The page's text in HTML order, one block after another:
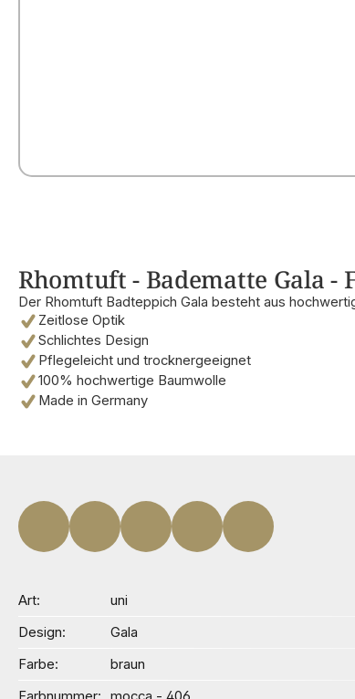
Rhomtuft - Badematte Gala -
Der Rhomtuft Badteppich Gala besteht aus
Zeitlose Optik
Schlichtes Design
Pflegeleicht und trocknergeeignet
100% hochwertige Baumwolle
Made in Germany
Art
uni
Design
Gala
Farbe
braun